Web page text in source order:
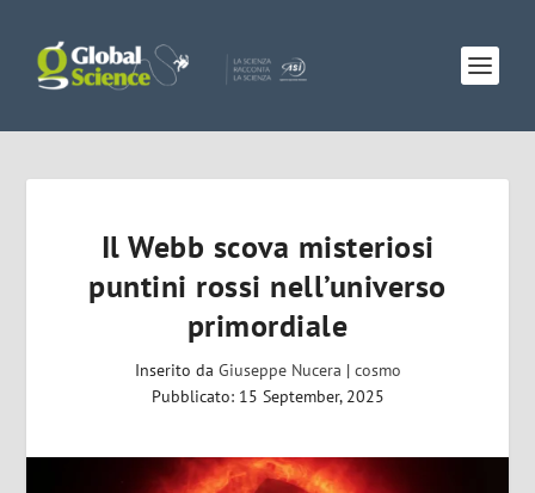
Il Webb scova misteriosi
puntini rossi nell’universo
primordiale
Inserito da Giuseppe Nucera | cosmo
Pubblicato: 15 September, 2025